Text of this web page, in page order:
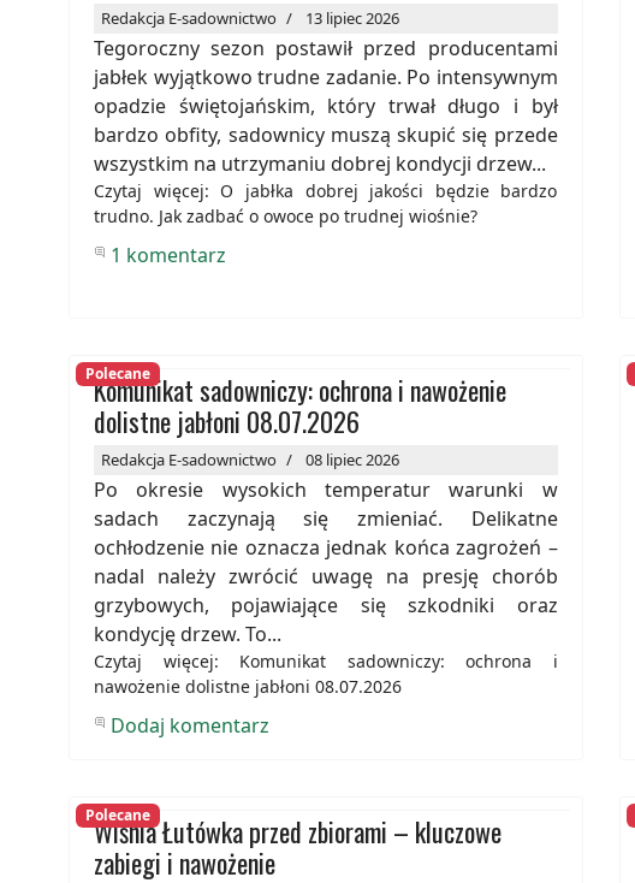
Redakcja E-sadownictwo 13 lipiec 2026
Tegoroczny sezon postawił przed producentami
jabłek wyjątkowo trudne zadanie. Po intensywnym
opadzie świętojańskim, który trwał długo i był
bardzo obfity, sadownicy muszą skupić się przede
wszystkim na utrzymaniu dobrej kondycji drzew...
Czytaj więcej: O jabłka dobrej jakości będzie bardzo
trudno. Jak zadbać o owoce po trudnej wiośnie?
1 komentarz
Polecane
Komunikat sadowniczy: ochrona i nawożenie
dolistne jabłoni 08.07.2026
Redakcja E-sadownictwo 08 lipiec 2026
Po okresie wysokich temperatur warunki w
sadach zaczynają się zmieniać. Delikatne
ochłodzenie nie oznacza jednak końca zagrożeń –
nadal należy zwrócić uwagę na presję chorób
grzybowych, pojawiające się szkodniki oraz
kondycję drzew. To...
Czytaj więcej: Komunikat sadowniczy: ochrona i
nawożenie dolistne jabłoni 08.07.2026
Dodaj komentarz
Polecane
Wiśnia Łutówka przed zbiorami – kluczowe
zabiegi i nawożenie